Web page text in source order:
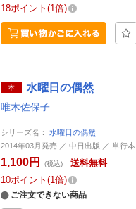
18ポイント 1倍
本 水曜日の偶然
唯木佐保子
シリーズ名： 水曜日の偶然
2014年03月発売 ／ 中日出版 ／ 単行本
1,100円 (税込)
送料無料
10ポイント 1倍
ご注文できない商品